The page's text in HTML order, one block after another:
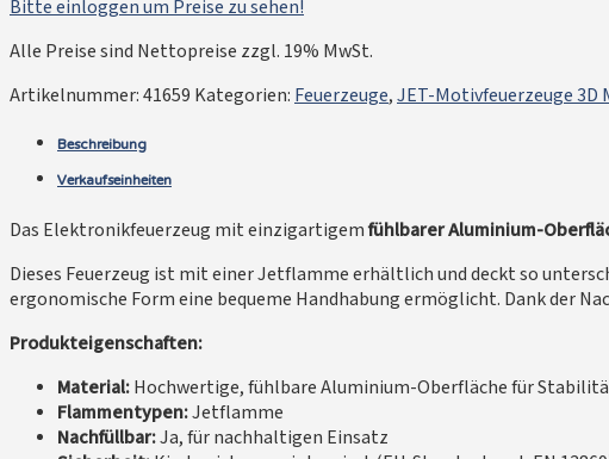
Bitte einloggen um Preise zu sehen!
Alle Preise sind Nettopreise zzgl. 19% MwSt.
Artikelnummer:41659 Kategorien: Feuerzeuge,JET-Motivfeuerzeuge 3D
Beschreibung
Verkaufseinheiten
Das Elektronikfeuerzeug mit einzigartigemfühlbarer Aluminium-
Dieses Feuerzeug ist mit einer Jetflamme erhältlich und deckt so
ergonomische Form eine bequeme Handhabung ermöglicht. Dank der
Produkteigenschaften:
Material:Hochwertige, fühlbare Aluminium-Oberfläche für
Flammentypen:Jetflamme
Nachfüllbar:Ja, für nachhaltigen Einsatz